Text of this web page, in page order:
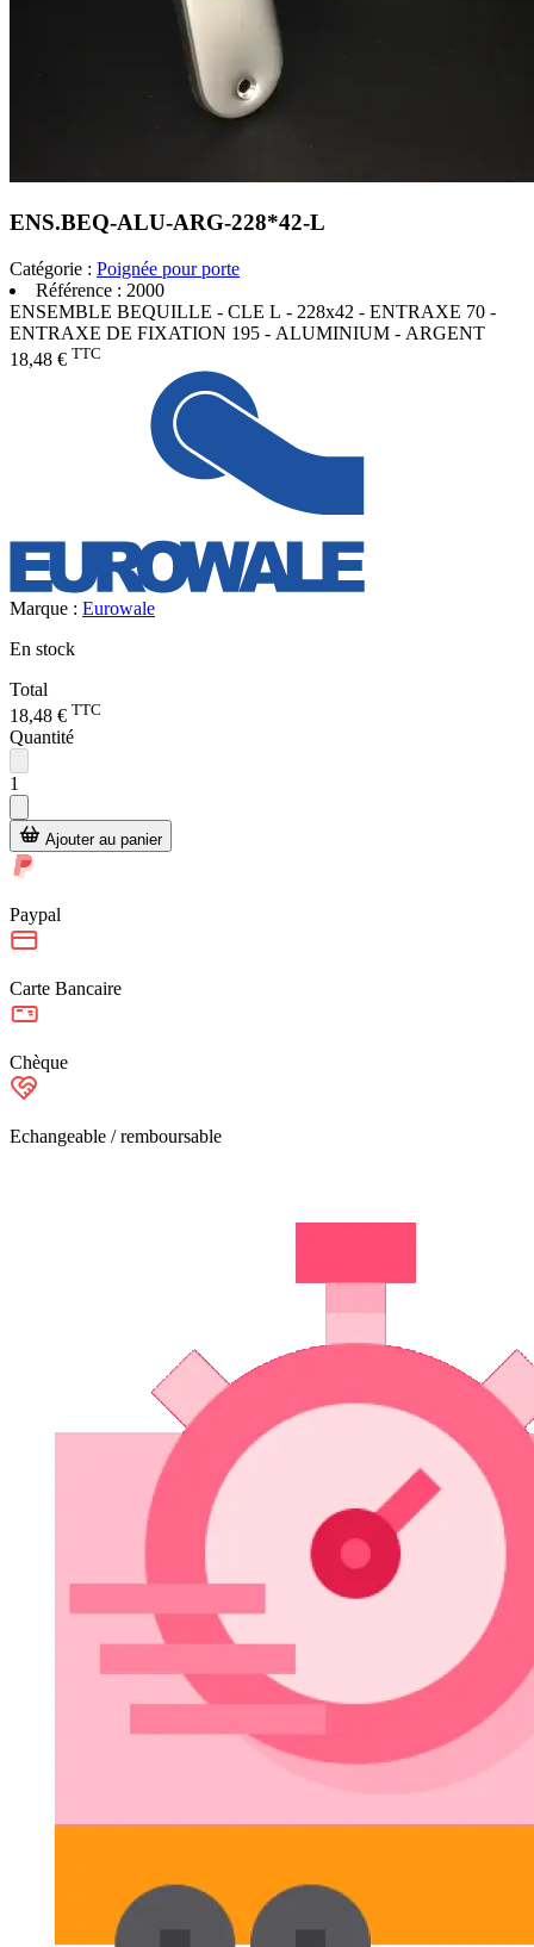
ENS.BEQ-ALU-ARG-228*42-L
Catégorie : Poignée pour porte
Référence : 2000
ENSEMBLE BEQUILLE - CLE L - 228x42 - ENTRAXE 70 -
ENTRAXE DE FIXATION 195 - ALUMINIUM - ARGENT
18,48 € TTC
Marque : Eurowale
En stock
Total
18,48 € TTC
Quantité
1
Ajouter au panier
Paypal
Carte Bancaire
Chèque
Echangeable / remboursable